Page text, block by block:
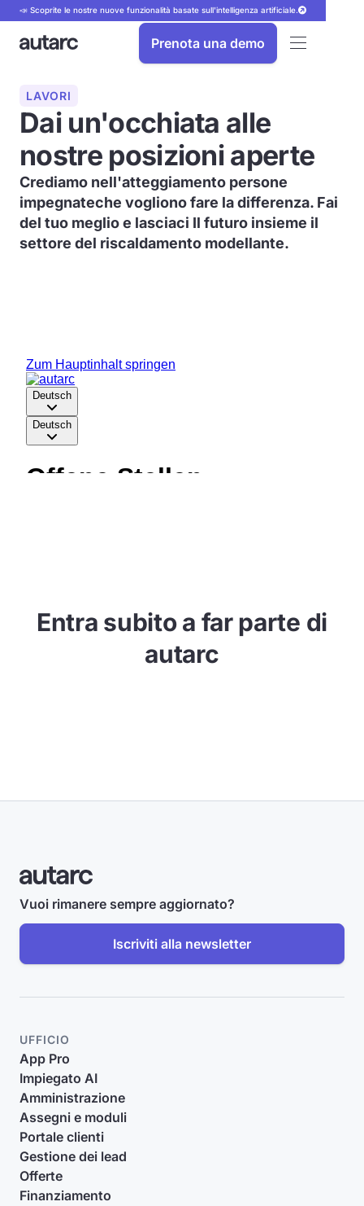
📣 Scoprite le nostre nuove funzionalità basate sull'intelligenza artificiale.
Prenota una demo
LAVORI
Dai un'occhiata alle
nostre posizioni aperte
Crediamo nell'atteggiamento persone
impegnateche vogliono fare la differenza. Fai
del tuo meglio e lasciaci Il futuro insieme il
settore del riscaldamento modellante.
Entra subito a far parte di
autarc
Vuoi rimanere sempre aggiornato?
Iscriviti alla newsletter
UFFICIO
App Pro
Impiegato AI
Amministrazione
Assegni e moduli
Portale clienti
Gestione dei lead
Offerte
Finanziamento